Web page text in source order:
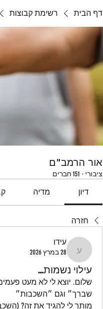
דף הבית רשימת קבוצות
אור הרמב"ם
ציבורי · 151 חברים
דיון מדיה
חזרה
עידו
עידו
28 במרץ 2026
עילוי נשמות…
שברך״ וגם ״השכבות״